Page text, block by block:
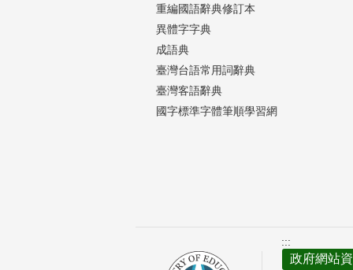
重編國語辭典修訂本
異體字字典
成語典
臺灣台語常用詞辭典
臺灣客語辭典
國字標準字體筆順學習網
:::
政府網站